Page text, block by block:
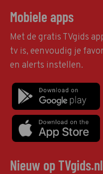
Mobiele apps
Met de gratis TVgids
tv is, eenvoudig je
en alerts instellen.
Nieuw op TVgids.nl